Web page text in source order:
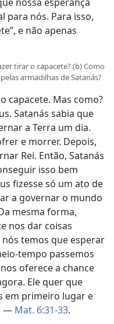
para nós. Para isso,
e não apenas
tirar o capacete? (b) Como
armadilhas de Satanás?
capacete. Mas como?
Satanás sabia que
a Terra um dia.
e morrer. Depois,
Rei. Então, Satanás
isso bem
fizesse só um ato de
a governar o mundo
mesma forma,
nos dar coisas
temos que esperar
tempo passemos
oferece a chance
Ele quer que
em primeiro lugar e
— Mat. 6:31-33.